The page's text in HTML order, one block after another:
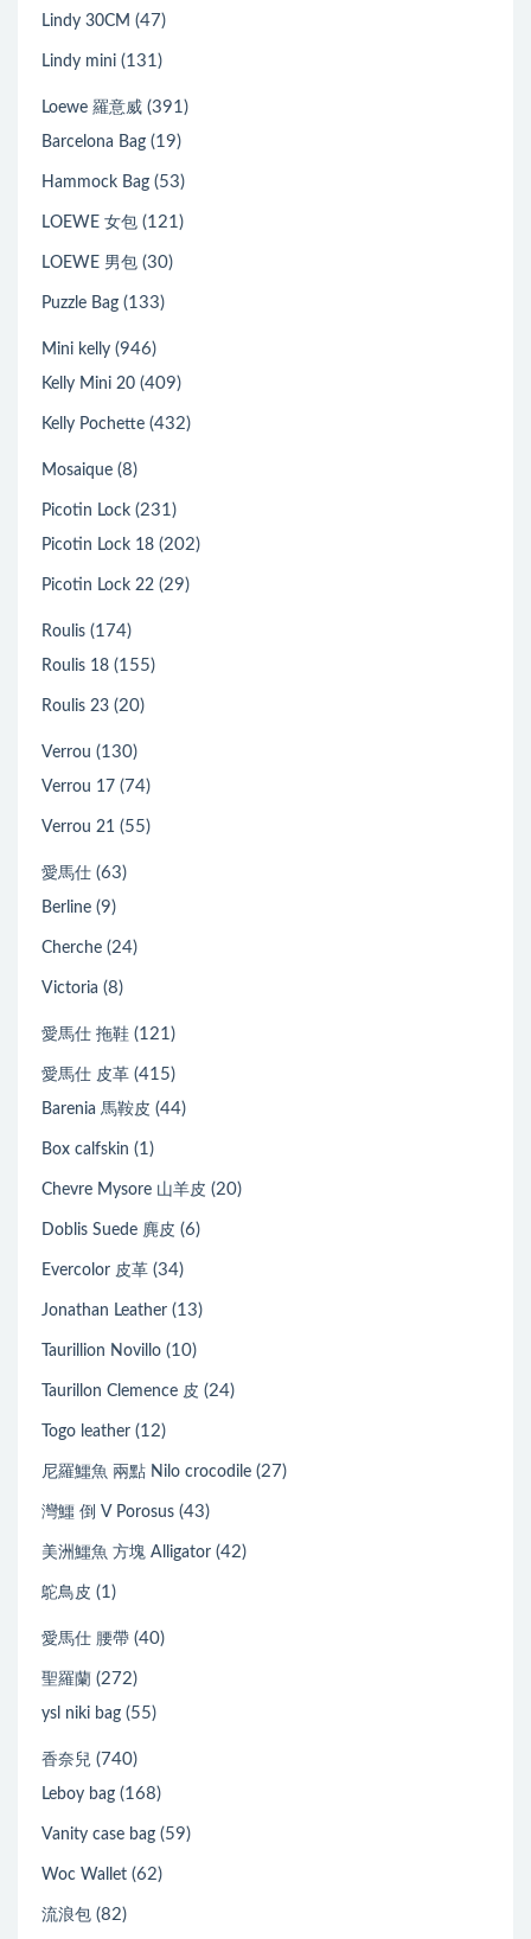
Lindy 30CM (47)
Lindy mini (131)
Loewe 羅意威 (391)
Barcelona Bag (19)
Hammock Bag (53)
LOEWE 女包 (121)
LOEWE 男包 (30)
Puzzle Bag (133)
Mini kelly (946)
Kelly Mini 20 (409)
Kelly Pochette (432)
Mosaique (8)
Picotin Lock (231)
Picotin Lock 18 (202)
Picotin Lock 22 (29)
Roulis (174)
Roulis 18 (155)
Roulis 23 (20)
Verrou (130)
Verrou 17 (74)
Verrou 21 (55)
愛馬仕 (63)
Berline (9)
Cherche (24)
Victoria (8)
愛馬仕 拖鞋 (121)
愛馬仕 皮革 (415)
Barenia 馬鞍皮 (44)
Box calfskin (1)
Chevre Mysore 山羊皮 (20)
Doblis Suede 麂皮 (6)
Evercolor 皮革 (34)
Jonathan Leather (13)
Taurillion Novillo (10)
Taurillon Clemence 皮 (24)
Togo leather (12)
尼羅鱷魚 兩點 Nilo crocodile (27)
灣鱷 倒 V Porosus (43)
美洲鱷魚 方塊 Alligator (42)
鴕鳥皮 (1)
愛馬仕 腰帶 (40)
聖羅蘭 (272)
ysl niki bag (55)
香奈兒 (740)
Leboy bag (168)
Vanity case bag (59)
Woc Wallet (62)
流浪包 (82)